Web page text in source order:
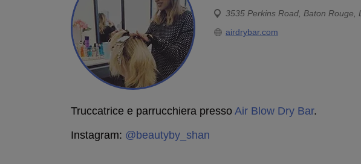
3535 Perkins Road, Baton Rouge,
airdrybar.com
Truccatrice e parrucchiera presso Air Blow Dry Bar.
Instagram: @beautyby_shan